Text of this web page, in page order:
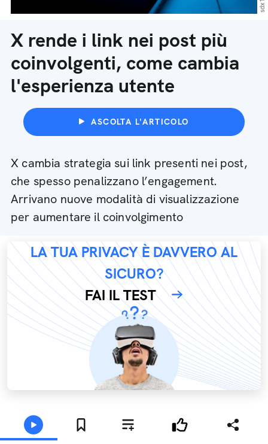
X rende i link nei post più
coinvolgenti, come cambia
l'esperienza utente
ASCOLTA L'ARTICOLO
X cambia strategia sui link presenti nei post,
che spesso penalizzano l’engagement.
Arrivano nuove modalità di visualizzazione
per aumentare il coinvolgimento
LA TUA PRIVACY È DAVVERO AL
SICURO?
FAI IL TEST